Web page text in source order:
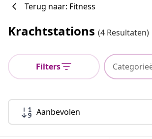
Terug naar: Fitness
Krachtstations (4 Resultaten)
Filters
Aanbevolen